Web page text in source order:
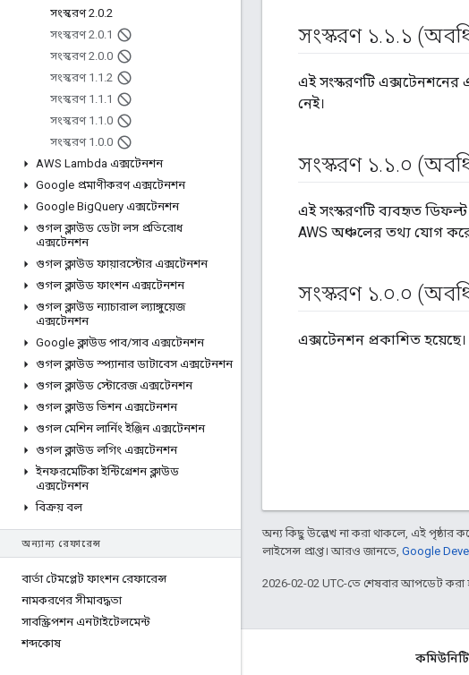
সংস্করণ 2.0.2
সংস্করণ 2.0.1
সংস্করণ 2.0.0
সংস্করণ 1 .1 .2
সংস্করণ 1 .1 .1
সংস্করণ 1 .1 .0
সংস্করণ 1 .0.0
AWS Lambda এক্সটেনশন
Google প্রমাণীকরণ এক্সটেনশন
Google BigQuery এক্সটেনশন
গুগল ক্লাউড ডেটা লস প্রতিরোধ
এক্সটেনশন
গুগল ক্লাউড ফায়ারস্টোর এক্সটেনশন
গুগল ক্লাউড ফাংশন এক্সটেনশন
গুগল ক্লাউড ন্যাচারাল ল্যাঙ্গুয়েজ
এক্সটেনশন
Google ক্লাউড পাব/সাব এক্সটেনশন
গুগল ক্লাউড স্প্যানার ডাটাবেস এক্সটেনশন
গুগল ক্লাউড স্টোরেজ এক্সটেনশন
গুগল ক্লাউড ভিশন এক্সটেনশন
গুগল মেশিন লার্নিং ইঞ্জিন এক্সটেনশন
গুগল ক্লাউড লগিং এক্সটেনশন
ইনফরমেটিকা ​​ইন্টিগ্রেশন ক্লাউড
এক্সটেনশন
বিক্রয় বল
অন্যান্য রেফারেন্স
বার্তা টেমপ্লেট ফাংশন রেফারেন্স
নামকরণের সীমাবদ্ধতা
সাবস্ক্রিপশন এনটাইটেলমেন্ট
শব্দকোষ
সংস্করণ ১.১.১
এই সংস্করণটি এক্সটেনশনের
নেই।
সংস্করণ ১.১.০
এই সংস্করণটি ব্যবহৃত
AWS অঞ্চলের তথ্য যোগ
সংস্করণ ১.০.০
এক্সটেনশন প্রকাশিত হয়েছে।
অন্য কিছু উল্লেখ না করা থাকলে, এই পৃষ্ঠার
লাইসেন্স প্রাপ্ত। আরও জানতে, Google
2026-02-02 UTC-তে শেষবার আপডেট করা